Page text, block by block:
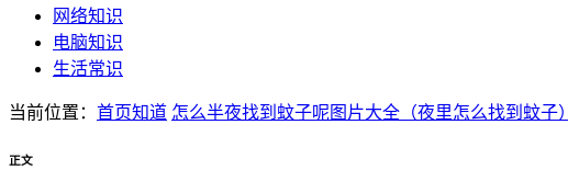
网络知识
电脑知识
生活常识
当前位置： 首页知道 怎么半夜找到蚊子呢图片大全（夜里怎么找到蚊子）
正文